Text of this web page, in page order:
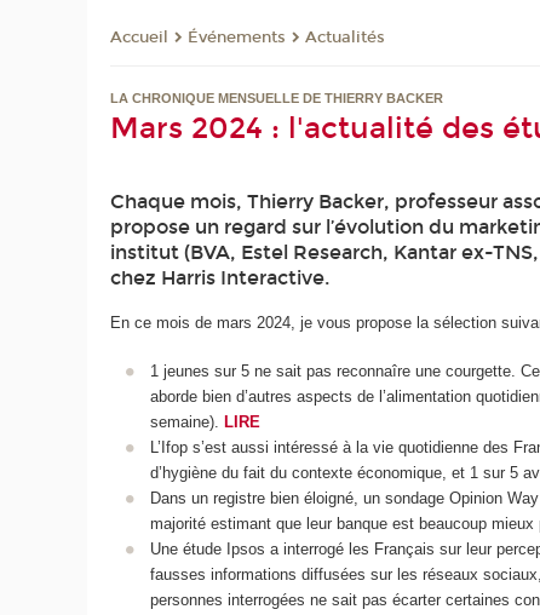
Accueil Événements Actualités
LA CHRONIQUE MENSUELLE DE THIERRY BACKER
Mars 2024 : l'actualité des
Chaque mois, Thierry Backer, professeur
propose un regard sur l’évolution du
institut (BVA, Estel Research, Kantar ex-
chez Harris Interactive.
En ce mois de mars 2024, je vous propose la sélection
1 jeunes sur 5 ne sait pas reconnaîre une courgette.
aborde bien d’autres aspects de l’alimentation
semaine). LIRE
L’Ifop s’est aussi intéressé à la vie quotidienne des
d’hygiène du fait du contexte économique, et 1 sur 5
Dans un registre bien éloigné, un sondage Opinion
majorité estimant que leur banque est beaucoup
Une étude Ipsos a interrogé les Français sur leur
fausses informations diffusées sur les réseaux
personnes interrogées ne sait pas écarter certaines